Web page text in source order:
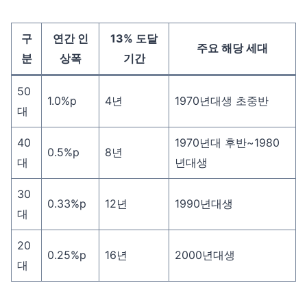
구
분
연간 인
상폭
13% 도달
기간
주요 해당 세대
50
대
1.0%p 4년 1970년대생 초중반
40
대
0.5%p 8년
1970년대 후반~1980
년대생
30
대
0.33%p 12년 1990년대생
20
대
0.25%p 16년 2000년대생